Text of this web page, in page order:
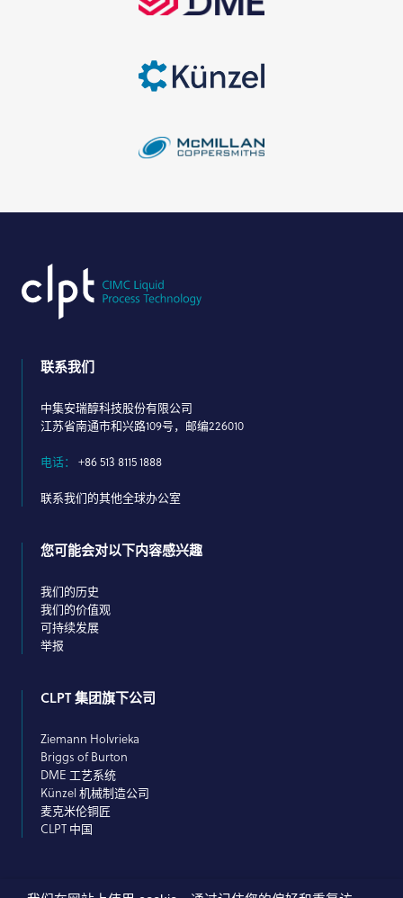
联系我们
中集安瑞醇科技股份有限公司
江苏省南通市和兴路109号，邮编226010
电话： +86 513 8115 1888
联系我们的其他全球办公室
您可能会对以下内容感兴趣
我们的历史
我们的价值观
可持续发展
举报
CLPT 集团旗下公司
Ziemann Holvrieka
Briggs of Burton
DME 工艺系统
Künzel 机械制造公司
麦克米伦铜匠
CLPT 中国